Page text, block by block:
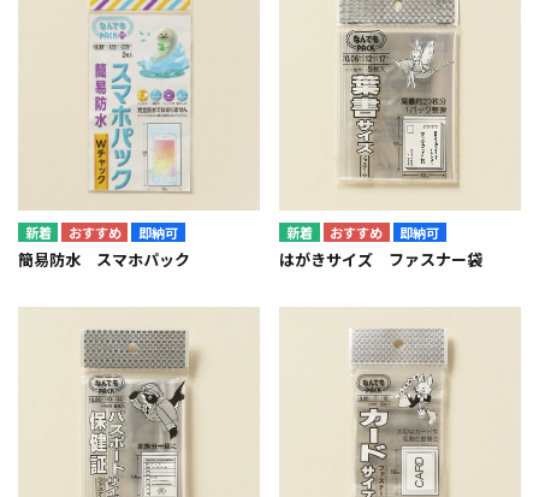
即納可
簡易防水 スマホパック
即納可
はがきサイズ ファスナー袋